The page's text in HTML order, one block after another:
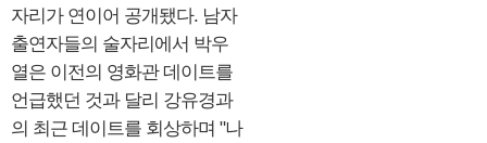
자리가 연이어 공개됐다. 남자
출연자들의 술자리에서 박우
열은 이전의 영화관 데이트를
언급했던 것과 달리 강유경과
의 최근 데이트를 회상하며 "나